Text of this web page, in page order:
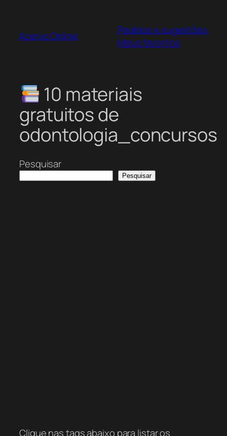
Acervo Online
Pedidos e sugestões
Meus favoritos
10 materiais
gratuitos de
odontologia_concursos
Pesquisar
Pesquisar
Clique nas tags abaixo para listar os